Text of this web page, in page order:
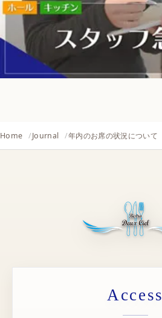
Home Journal 年内のお席の状況について
Access